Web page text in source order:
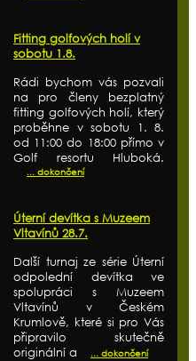
Fitting golfových holí v
sobotu 1.8.
Rádi bychom vás pozvali
na pro členy bezplatný
fitting golfových holí, který
proběhne v sobotu 1. 8.
od 11:00 do 18:00 přímo v
Golf resortu Hluboká.
... dokončení
Úterní devítka s Muzeem
Vltavínů 28.7.
Další turnaj ze série Úterní
odpolední devítka ve
spolupráci s Muzeem
Vltavínů v Českém
Krumlově, které si pro Vás
připravilo skutečně
originální a
... dokončení